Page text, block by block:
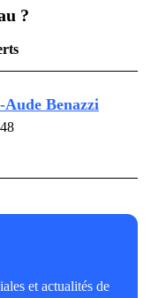
?
Benazzi
et actualités de